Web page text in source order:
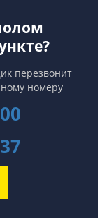
перезвонит
номеру